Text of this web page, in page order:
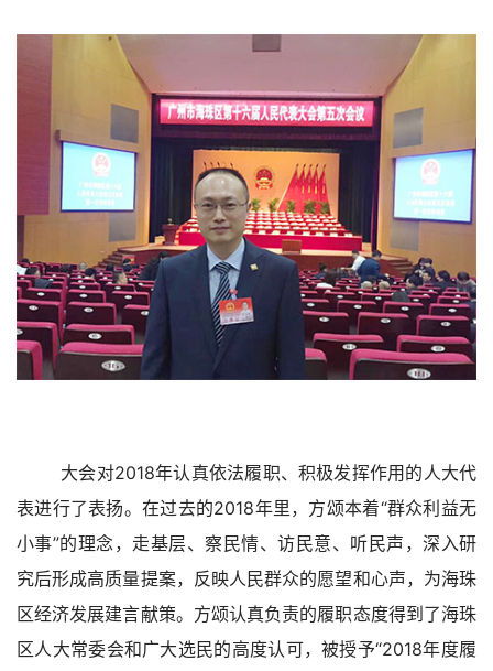
大会对2018年认真依法履职、积极发挥作用的人大代
表进行了表扬。在过去的2018年里，方颂本着“群众利益无
小事”的理念，走基层、察民情、访民意、听民声，深入研
究后形成高质量提案，反映人民群众的愿望和心声，为海珠
区经济发展建言献策。方颂认真负责的履职态度得到了海珠
区人大常委会和广大选民的高度认可，被授予“2018年度履